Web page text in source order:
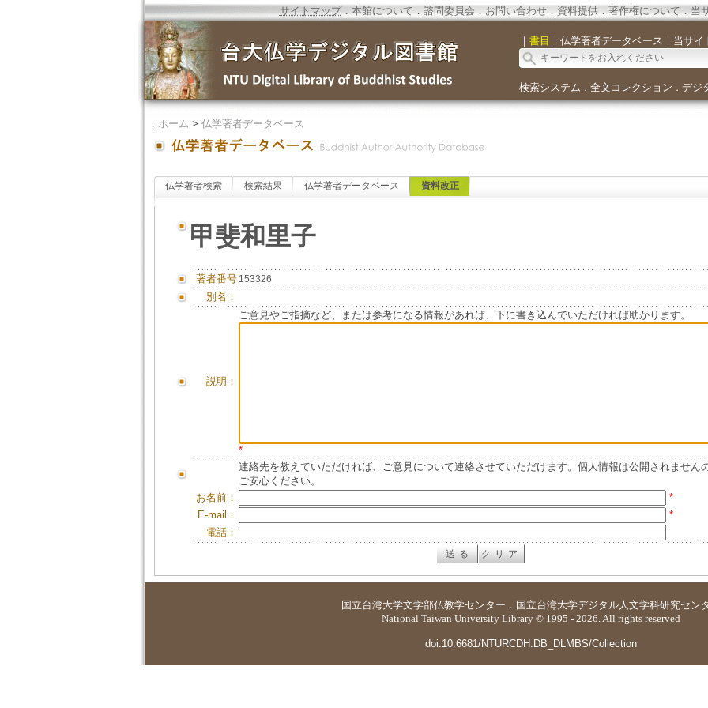
サイトマップ．本館について．諮問委員会． お問い合わせ． 資料提供．著作権について．当
｜ 書目 ｜ 仏学著者データベース ｜ 当サイ
検索システム ． 全文コレクション ． デジ
． ホーム > 仏学著者データベース
仏学著者検索 検索結果 仏学著者データベース 資料改正
甲斐和里子
著者番号 153326
別名：
説明：
ご意見やご指摘など、または参考になる情報があれば、下に書き込んでいただければ助かります。
*
連絡先を教えていただければ、ご意見について連絡させていただけます。個人情報は公開されません
ご安心ください。
お名前：
*
E-mail：
*
電話：
国立台湾大学文学部仏教学センター ． 国立台湾大学デジタル人文学科研究セン
National Taiwan University Library © 1995 - 2026. All rights reserved
doi:10.6681/NTURCDH.DB_DLMBS/Collection